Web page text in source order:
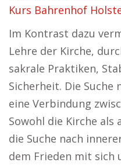
Kurs Bahrenhof
Im Kontrast dazu
Lehre der Kirche,
sakrale Praktiken,
Sicherheit. Die Suche
eine Verbindung
Sowohl die Kirche
die Suche nach
dem Frieden mit sich